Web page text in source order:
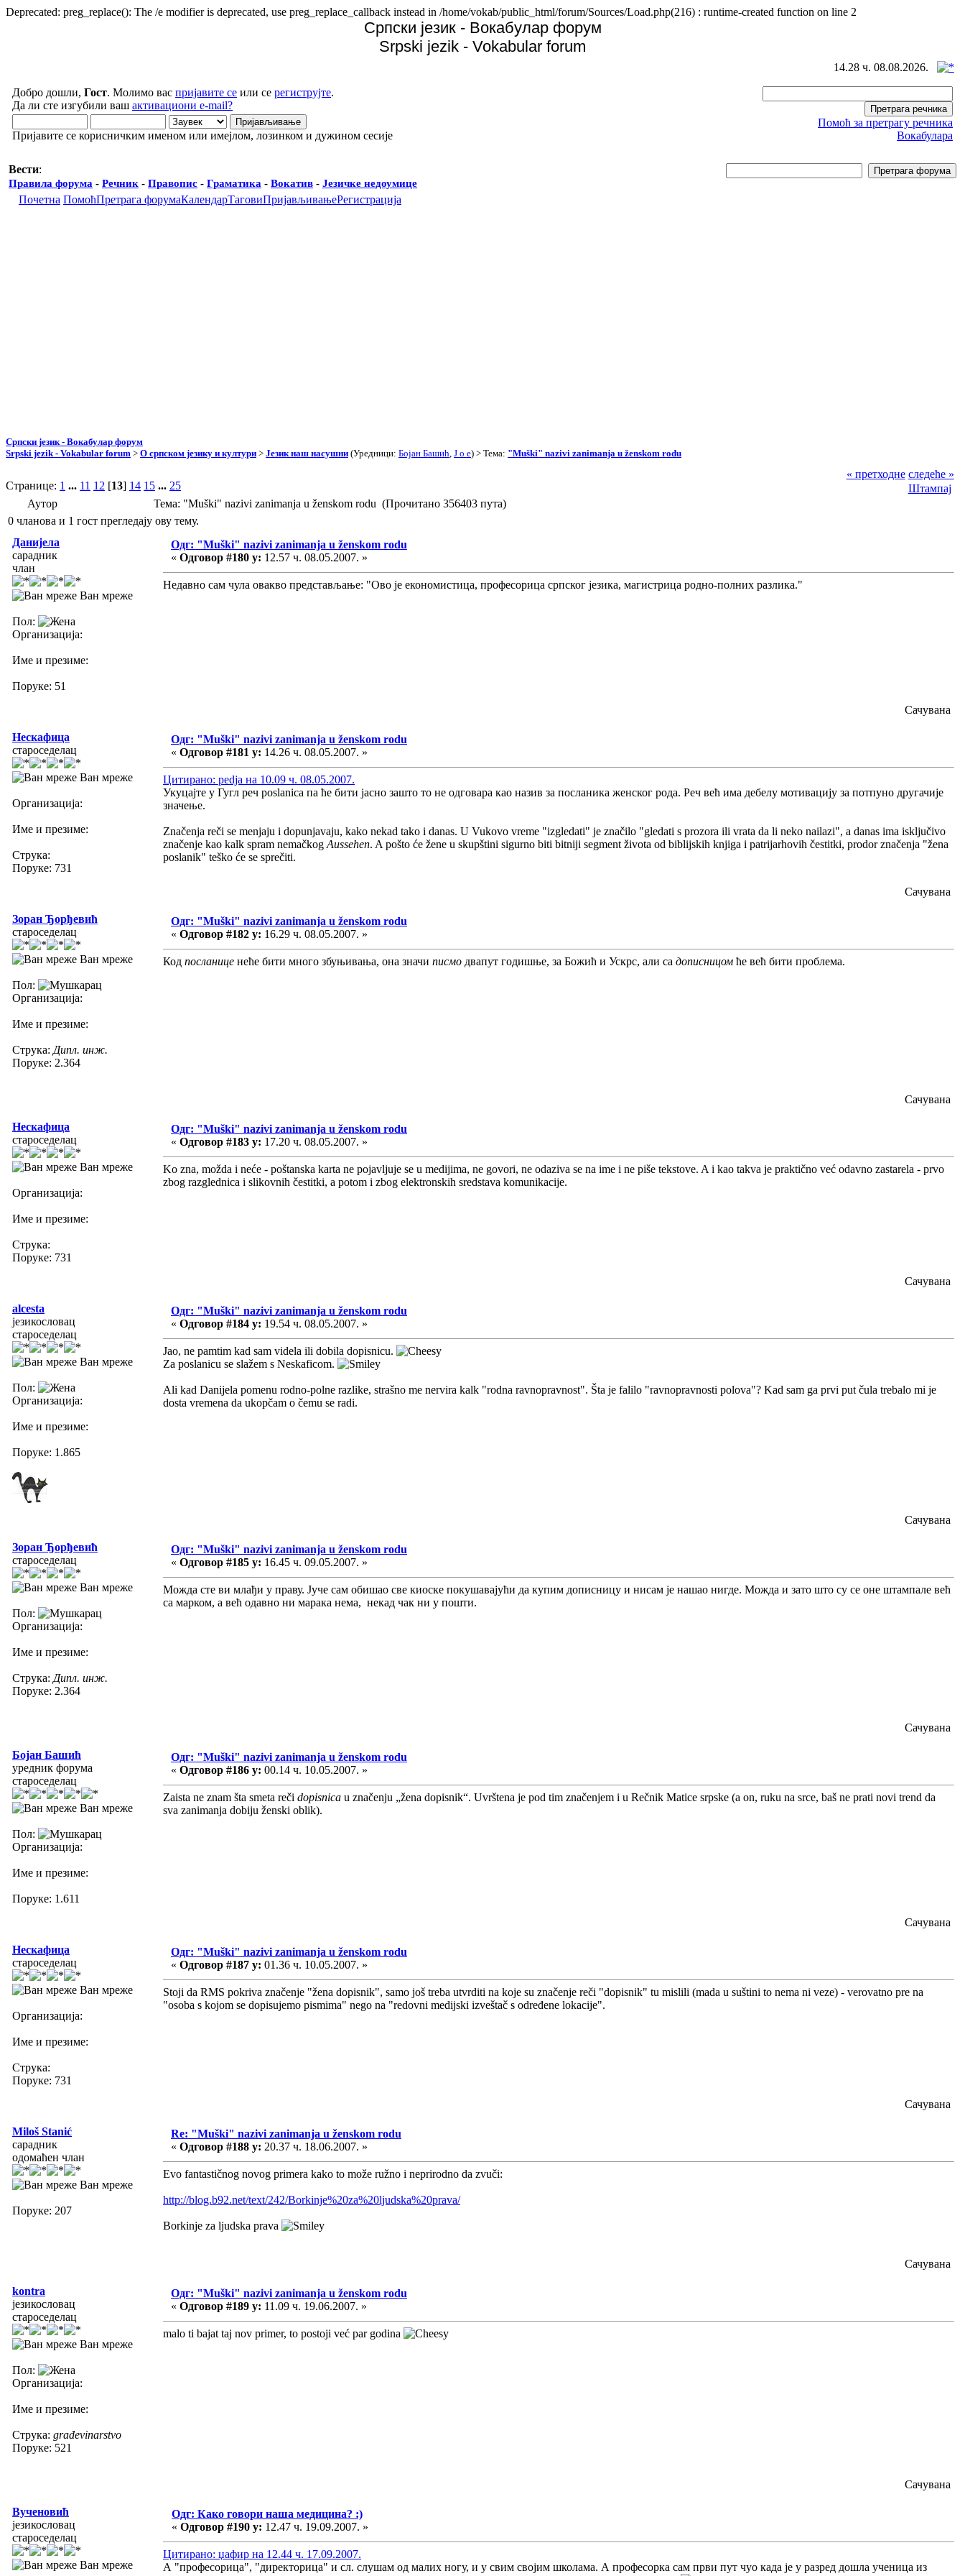
Deprecated: preg_replace(): The /e modifier is deprecated, use preg_replace_callback instead in /home/vokab/public_html/forum/Sources/Load.php(216) : runtime-created function on line 2
Српски језик - Вокабулар форум
Srpski jezik - Vokabular forum
14.28 ч. 08.08.2026.
Добро дошли, Гост. Молимо вас пријавите се или се региструјте.
Да ли сте изгубили ваш активациони e-mail?
Пријавите се корисничким именом или имејлом, лозинком и дужином сесије
Помоћ за претрагу речника
Вокабулара
Вести:
Правила форума - Речник - Правопис - Граматика - Вокатив - Језичке недоумице
Почетна ПомоћПретрага форумаКалендарТаговиПријављивањеРегистрација
Српски језик - Вокабулар форум
Srpski jezik - Vokabular forum > О српском језику и култури > Језик наш насушни (Уредници: Бојан Башић J o e) > Тема: "Muški" nazivi zanimanja u ženskom rodu
Странице: 1 ... 11 12 [13] 14 15 ... 25
« претходне следеће »
Штампај
Аутор
Тема: "Muški" nazivi zanimanja u ženskom rodu (Прочитано 356403 пута)
0 чланова и 1 гост прегледају ову тему.
Данијела
сарадник
члан
Ван мреже
Пол:
Организација:
Име и презиме:
Поруке: 51
Одг: "Muški" nazivi zanimanja u ženskom rodu
« Одговор #180 у: 12.57 ч. 08.05.2007. »
Недавно сам чула овакво представљање: "Ово је економистица, професорица српског језика, магистрица родно-полних разлика."
Сачувана
Нескафица
староседелац
Ван мреже
Организација:
Име и презиме:
Струка:
Поруке: 731
Одг: "Muški" nazivi zanimanja u ženskom rodu
« Одговор #181 у: 14.26 ч. 08.05.2007. »
Цитирано: pedja на 10.09 ч. 08.05.2007.
Укуцајте у Гугл реч poslanica па ће бити јасно зашто то не одговара као назив за посланика женског рода. Реч већ има дебелу мотивацију за потпуно другачије
значење.
Značenja reči se menjaju i dopunjavaju, kako nekad tako i danas. U Vukovo vreme "izgledati" je značilo "gledati s prozora ili vrata da li neko nailazi", a danas ima isključivo
značenje kao kalk spram nemačkog Aussehen. A pošto će žene u skupštini sigurno biti bitniji segment života od biblijskih knjiga i patrijarhovih čestitki, prodor značenja "žena
poslanik" teško će se sprečiti.
Сачувана
Зоран Ђорђевић
староседелац
Ван мреже
Пол:
Организација:
Име и презиме:
Струка: Дипл. инж.
Поруке: 2.364
Одг: "Muški" nazivi zanimanja u ženskom rodu
« Одговор #182 у: 16.29 ч. 08.05.2007. »
Код посланице неће бити много збуњивања, она значи писмо двапут годишње, за Божић и Ускрс, али са дописницом ће већ бити проблема.
Сачувана
Нескафица
староседелац
Ван мреже
Организација:
Име и презиме:
Струка:
Поруке: 731
Одг: "Muški" nazivi zanimanja u ženskom rodu
« Одговор #183 у: 17.20 ч. 08.05.2007. »
Ko zna, možda i neće - poštanska karta ne pojavljuje se u medijima, ne govori, ne odaziva se na ime i ne piše tekstove. A i kao takva je praktično već odavno zastarela - prvo
zbog razglednica i slikovnih čestitki, a potom i zbog elektronskih sredstava komunikacije.
Сачувана
alcesta
језикословац
староседелац
Ван мреже
Пол:
Организација:
Име и презиме:
Поруке: 1.865
Одг: "Muški" nazivi zanimanja u ženskom rodu
« Одговор #184 у: 19.54 ч. 08.05.2007. »
Jao, ne pamtim kad sam videla ili dobila dopisnicu.
Za poslanicu se slažem s Neskaficom.
Ali kad Danijela pomenu rodno-polne razlike, strašno me nervira kalk "rodna ravnopravnost". Šta je falilo "ravnopravnosti polova"? Kad sam ga prvi put čula trebalo mi je
dosta vremena da ukopčam o čemu se radi.
Сачувана
Зоран Ђорђевић
староседелац
Ван мреже
Пол:
Организација:
Име и презиме:
Струка: Дипл. инж.
Поруке: 2.364
Одг: "Muški" nazivi zanimanja u ženskom rodu
« Одговор #185 у: 16.45 ч. 09.05.2007. »
Можда сте ви млађи у праву. Јуче сам обишао све киоске покушавајући да купим дописницу и нисам је нашао нигде. Можда и зато што су се оне штампале већ
са марком, а већ одавно ни марака нема, некад чак ни у пошти.
Сачувана
Бојан Башић
уредник форума
староседелац
Ван мреже
Пол:
Организација:
Име и презиме:
Поруке: 1.611
Одг: "Muški" nazivi zanimanja u ženskom rodu
« Одговор #186 у: 00.14 ч. 10.05.2007. »
Zaista ne znam šta smeta reči dopisnica u značenju „žena dopisnik“. Uvrštena je pod tim značenjem i u Rečnik Matice srpske (a on, ruku na srce, baš ne prati novi trend da
sva zanimanja dobiju ženski oblik).
Сачувана
Нескафица
староседелац
Ван мреже
Организација:
Име и презиме:
Струка:
Поруке: 731
Одг: "Muški" nazivi zanimanja u ženskom rodu
« Одговор #187 у: 01.36 ч. 10.05.2007. »
Stoji da RMS pokriva značenje "žena dopisnik", samo još treba utvrditi na koje su značenje reči "dopisnik" tu mislili (mada u suštini to nema ni veze) - verovatno pre na
"osoba s kojom se dopisujemo pismima" nego na "redovni medijski izveštač s određene lokacije".
Сачувана
Miloš Stanić
сарадник
одомаћен члан
Ван мреже
Поруке: 207
Re: "Muški" nazivi zanimanja u ženskom rodu
« Одговор #188 у: 20.37 ч. 18.06.2007. »
Evo fantastičnog novog primera kako to može ružno i neprirodno da zvuči:
http://blog.b92.net/text/242/Borkinje%20za%20ljudska%20prava/
Borkinje za ljudska prava
Сачувана
kontra
језикословац
староседелац
Ван мреже
Пол:
Организација:
Име и презиме:
Струка: građevinarstvo
Поруке: 521
Одг: "Muški" nazivi zanimanja u ženskom rodu
« Одговор #189 у: 11.09 ч. 19.06.2007. »
malo ti bajat taj nov primer, to postoji već par godina
Сачувана
Вученовић
језикословац
староседелац
Ван мреже
Одг: Како говори наша медицина? :)
« Одговор #190 у: 12.47 ч. 19.09.2007. »
Цитирано: џафир на 12.44 ч. 17.09.2007.
А "професорица", "директорица" и сл. слушам од малих ногу, и у свим својим школама. А професорка сам први пут чуо када је у разред дошла ученица из